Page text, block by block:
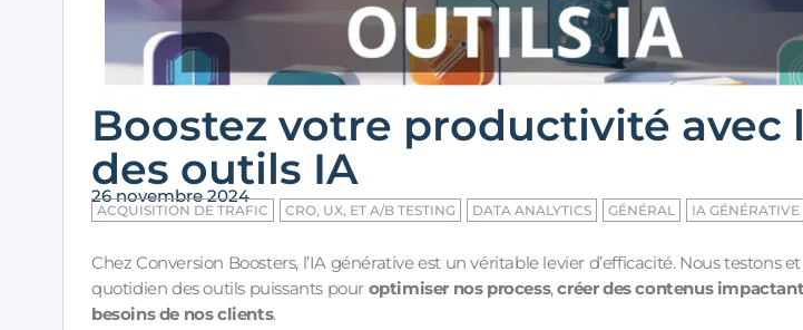
Boostez votre productivité avec
des outils IA
26 novembre 2024
ACQUISITION DE TRAFIC CRO, UX, ET A/B TESTING DATA ANALYTICS GÉNÉRAL IA GÉNÉRATIVE
Chez Conversion Boosters, l’IA générative est un véritable levier d’efficacité. Nous testons
quotidien des outils puissants pour optimiser nos process,créer des contenus
besoins de nos clients.